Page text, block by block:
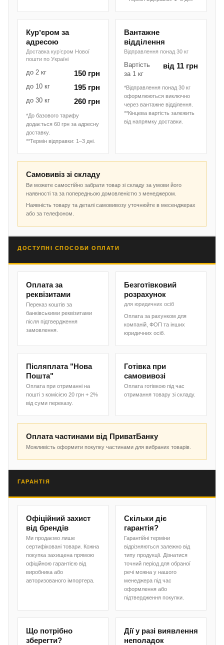
Курʼєром за
адресою
Доставка курʼєром Нової
пошти по Україні
до 2 кг 150 грн
до 10 кг 195 грн
до 30 кг 260 грн
*До базового тарифу
додається 60 грн за адресну
доставку.
**Термін відправки: 1–3 дні.
Вантажне
відділення
Відправлення понад 30 кг
Вартість
за 1 кг
від 11 грн
*Відправлення понад 30 кг
оформлюються виключно
через вантажне відділення.
**Кінцева вартість залежить
від напрямку доставки.
Самовивіз зі складу
Ви можете самостійно забрати товар зі складу за умови його
наявності та за попередньою домовленістю з менеджером.
Наявність товару та деталі самовивозу уточнюйте в месенджерах
або за телефоном.
ДОСТУПНІ СПОСОБИ ОПЛАТИ
Оплата за
реквізитами
Переказ коштів за
банківськими реквізитами
після підтвердження
замовлення.
Безготівковий
розрахунок
для юридичних осіб
Оплата за рахунком для
компаній, ФОП та інших
юридичних осіб.
Післяплата "Нова
Пошта"
Оплата при отриманні на
пошті з комісією 20 грн + 2%
від суми переказу.
Готівка при
самовивозі
Оплата готівкою під час
отримання товару зі складу.
Оплата частинами від ПриватБанку
Можливість оформити покупку частинами для вибраних товарів.
ГАРАНТІЯ
Офіційний захист
від брендів
Ми продаємо лише
сертифіковані товари. Кожна
покупка захищена прямою
офіційною гарантією від
виробника або
авторизованого імпортера.
Скільки діє
гарантія?
Гарантійні терміни
відрізняються залежно від
типу продукції. Дізнатися
точний період для обраної
речі можна у нашого
менеджера під час
оформлення або
підтвердження покупки.
Що потрібно
зберегти?
Дії у разі виявлення
неполадок